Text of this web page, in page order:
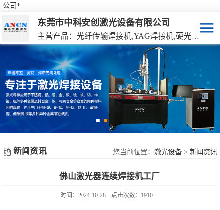
公司*
东莞市中科安创激光设备有限公司
主营产品：光纤传输焊接机,YAG焊接机,硬光路焊接机,激光器连续焊接机
新闻资讯 您当前位置： 激光设备 > 新闻资讯
佛山激光器连续焊接机工厂
时间：2024-10-28 点击次数：1910
激光焊接机
激光打标机
激光切割机
YAG硬光路激光焊接机
光纤传输激光焊接机
光纤激光器连续焊接机
机械手激光焊接机
手持激光焊接机